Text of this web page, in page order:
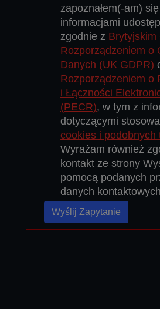
zapoznałem(-am)
informacjami
zgodnie z Brytyjskim
Rozporządzeniem o
Danych (UK GDPR)
Rozporządzeniem o
i Łączności
(PECR), w tym z
dotyczącymi
cookies i podobnych
Wyrażam również
kontakt ze strony
pomocą podanych
danych
Wyślij Zapytanie